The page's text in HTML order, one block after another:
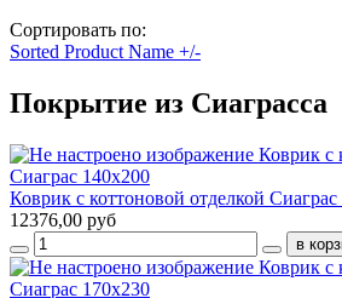
Сортировать по:
Sorted Product Name +/-
Покрытие из Сиаграсса
Коврик с коттоновой отделкой
12376,00 руб